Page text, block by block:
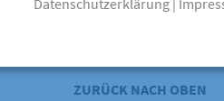
ZURÜCK NACH OBEN